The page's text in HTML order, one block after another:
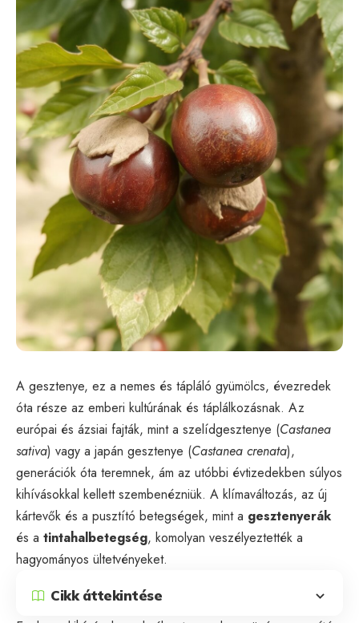
A gesztenye, ez a nemes és tápláló gyümölcs, évezredek
óta része az emberi kultúrának és táplálkozásnak. Az
európai és ázsiai fajták, mint a szelídgesztenye (Castanea
sativa) vagy a japán gesztenye (Castanea crenata),
generációk óta teremnek, ám az utóbbi évtizedekben súlyos
kihívásokkal kellett szembenézniük. A klímaváltozás, az új
kártevők és a pusztító betegségek, mint a gesztenyerák
és a tintahalbetegség, komolyan veszélyeztették a
hagyományos ültetvényeket.
Cikk áttekintése